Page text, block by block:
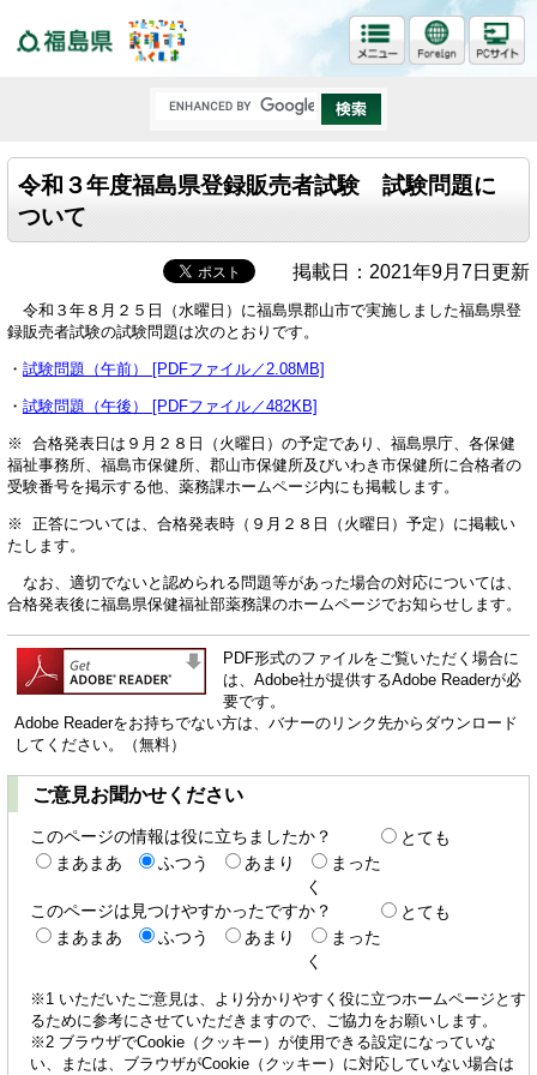
令和３年度福島県登録販売者試験 試験問題に
ついて
掲載日：2021年9月7日更新
令和３年８月２５日（水曜日）に福島県郡山市で実施しました福島県登
録販売者試験の試験問題は次のとおりです。
・ 試験問題（午前） [PDFファイル／2.08MB]
・ 試験問題（午後） [PDFファイル／482KB]
※ 合格発表日は９月２８日（火曜日）の予定であり、福島県庁、各保健
福祉事務所、福島市保健所、郡山市保健所及びいわき市保健所に合格者の
受験番号を掲示する他、薬務課ホームページ内にも掲載します。
※ 正答については、合格発表時（９月２８日（火曜日）予定）に掲載い
たします。
なお、適切でないと認められる問題等があった場合の対応については、
合格発表後に福島県保健福祉部薬務課のホームページでお知らせします。
PDF形式のファイルをご覧いただく場合に
は、Adobe社が提供するAdobe Readerが必
要です。
Adobe Readerをお持ちでない方は、バナーのリンク先からダウンロード
してください。（無料）
ご意見お聞かせください
このページの情報は役に立ちましたか？
とても
まあまあ
ふつう あまり
まった
く
このページは見つけやすかったですか？
とても
まあまあ
ふつう あまり
まった
く
※1 いただいたご意見は、より分かりやすく役に立つホームページとす
るために参考にさせていただきますので、ご協力をお願いします。
※2 ブラウザでCookie（クッキー）が使用できる設定になっていな
い、または、ブラウザがCookie（クッキー）に対応していない場合は